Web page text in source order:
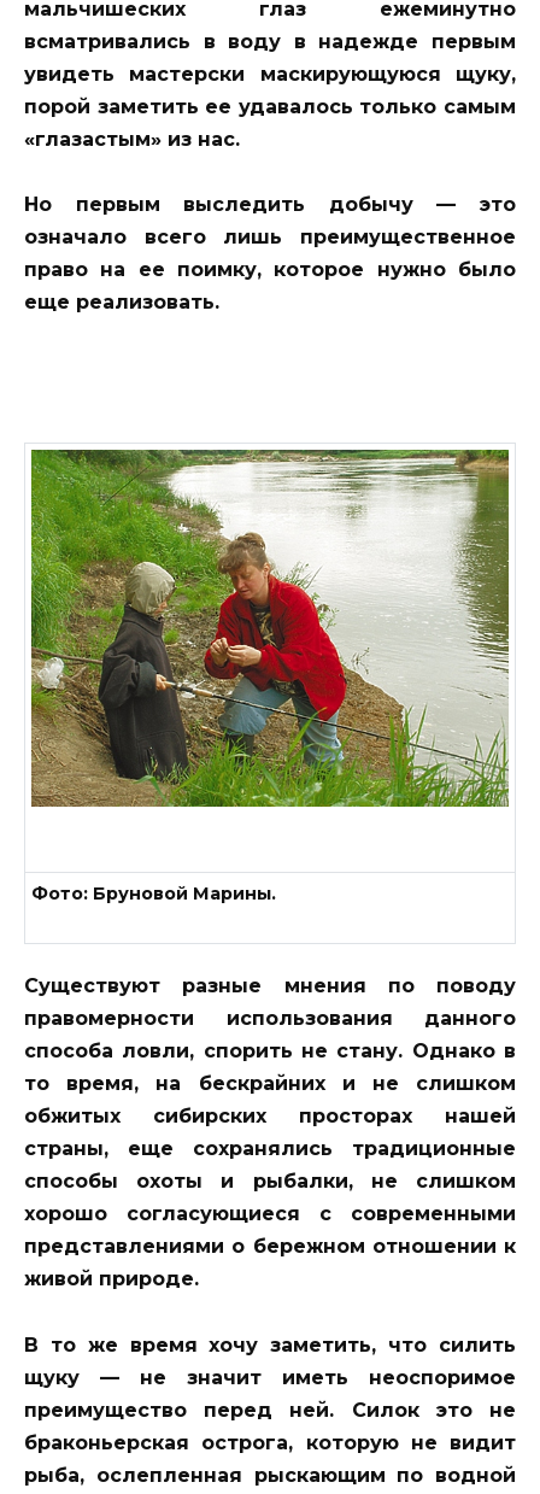
мальчишеских глаз ежеминутно
всматривались в воду в надежде первым
увидеть мастерски маскирующуюся щуку,
порой заметить ее удавалось только самым
«глазастым» из нас.
Но первым выследить добычу — это
означало всего лишь преимущественное
право на ее поимку, которое нужно было
еще реализовать.
Фото: Бруновой Марины.
Существуют разные мнения по поводу
правомерности использования данного
способа ловли, спорить не стану. Однако в
то время, на бескрайних и не слишком
обжитых сибирских просторах нашей
страны, еще сохранялись традиционные
способы охоты и рыбалки, не слишком
хорошо согласующиеся с современными
представлениями о бережном отношении к
живой природе.
В то же время хочу заметить, что силить
щуку — не значит иметь неоспоримое
преимущество перед ней. Силок это не
браконьерская острога, которую не видит
рыба, ослепленная рыскающим по водной